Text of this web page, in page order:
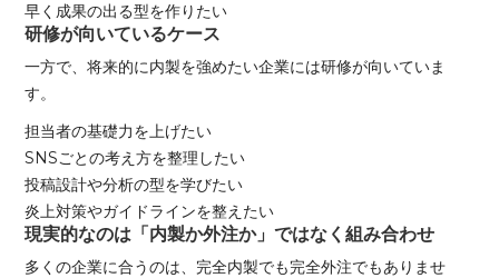
早く成果の出る型を作りたい
研修が向いているケース
一方で、将来的に内製を強めたい企業には研修が向いていま
す。
担当者の基礎力を上げたい
SNSごとの考え方を整理したい
投稿設計や分析の型を学びたい
炎上対策やガイドラインを整えたい
現実的なのは「内製か外注か」ではなく組み合わせ
多くの企業に合うのは、完全内製でも完全外注でもありませ